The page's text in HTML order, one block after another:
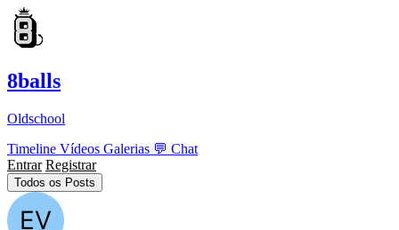
8balls
Oldschool
Timeline Vídeos Galerias 💬 Chat
Entrar Registrar
Todos os Posts